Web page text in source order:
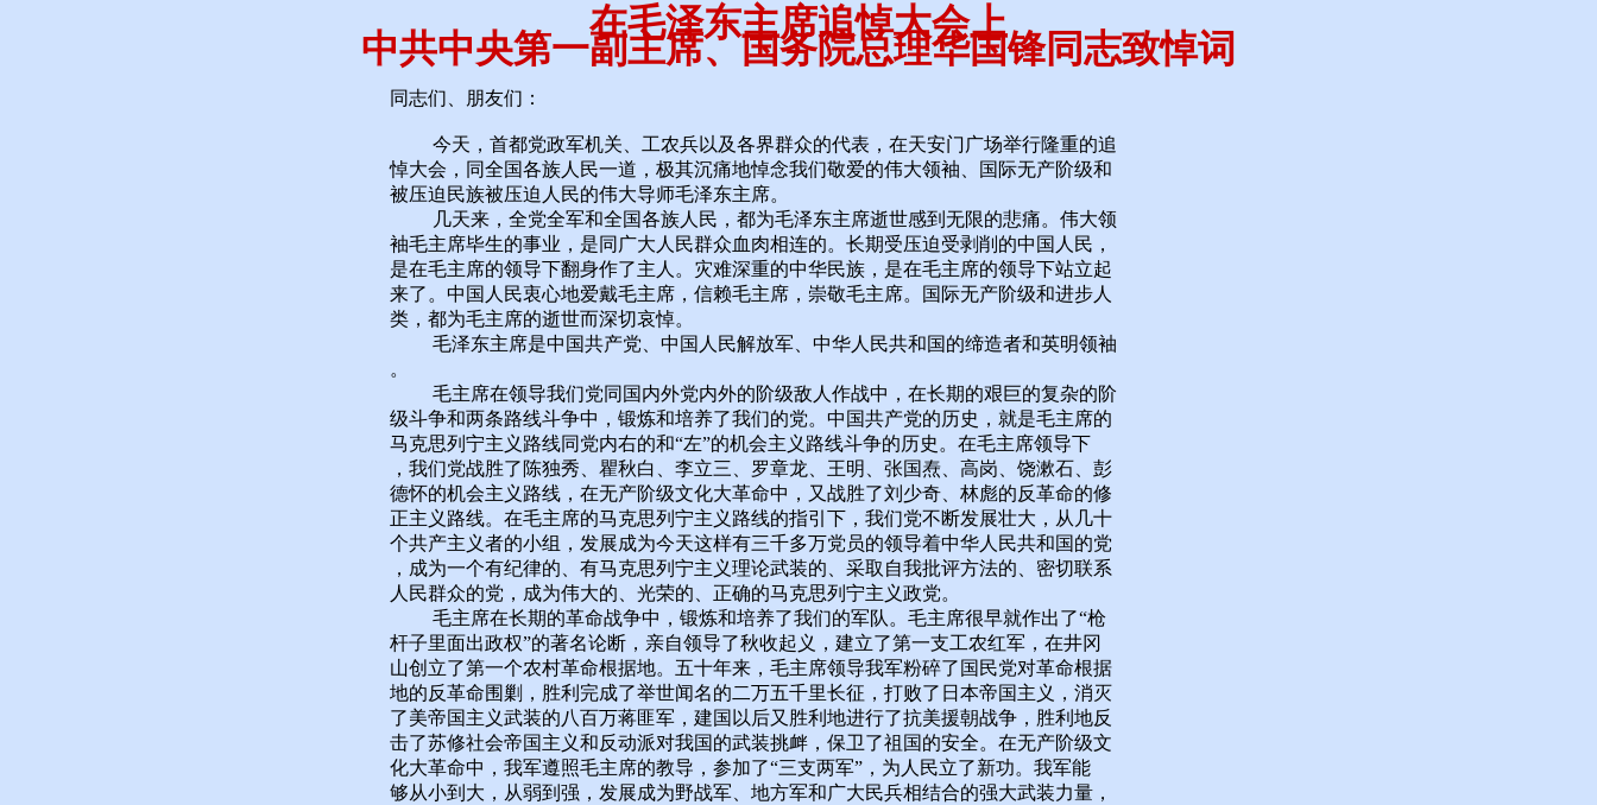
在毛泽东主席追悼大会上
中共中央第一副主席、国务院总理华国锋同志致悼词
同志们、朋友们：
今天，首都党政军机关、工农兵以及各界群众的代表，在天安门广场举行隆重的追
悼大会，同全国各族人民一道，极其沉痛地悼念我们敬爱的伟大领袖、国际无产阶级和
被压迫民族被压迫人民的伟大导师毛泽东主席。
几天来，全党全军和全国各族人民，都为毛泽东主席逝世感到无限的悲痛。伟大领
袖毛主席毕生的事业，是同广大人民群众血肉相连的。长期受压迫受剥削的中国人民，
是在毛主席的领导下翻身作了主人。灾难深重的中华民族，是在毛主席的领导下站立起
来了。中国人民衷心地爱戴毛主席，信赖毛主席，崇敬毛主席。国际无产阶级和进步人
类，都为毛主席的逝世而深切哀悼。
毛泽东主席是中国共产党、中国人民解放军、中华人民共和国的缔造者和英明领袖
。
毛主席在领导我们党同国内外党内外的阶级敌人作战中，在长期的艰巨的复杂的阶
级斗争和两条路线斗争中，锻炼和培养了我们的党。中国共产党的历史，就是毛主席的
马克思列宁主义路线同党内右的和“左”的机会主义路线斗争的历史。在毛主席领导下
，我们党战胜了陈独秀、瞿秋白、李立三、罗章龙、王明、张国焘、高岗、饶漱石、彭
德怀的机会主义路线，在无产阶级文化大革命中，又战胜了刘少奇、林彪的反革命的修
正主义路线。在毛主席的马克思列宁主义路线的指引下，我们党不断发展壮大，从几十
个共产主义者的小组，发展成为今天这样有三千多万党员的领导着中华人民共和国的党
，成为一个有纪律的、有马克思列宁主义理论武装的、采取自我批评方法的、密切联系
人民群众的党，成为伟大的、光荣的、正确的马克思列宁主义政党。
毛主席在长期的革命战争中，锻炼和培养了我们的军队。毛主席很早就作出了“枪
杆子里面出政权”的著名论断，亲自领导了秋收起义，建立了第一支工农红军，在井冈
山创立了第一个农村革命根据地。五十年来，毛主席领导我军粉碎了国民党对革命根据
地的反革命围剿，胜利完成了举世闻名的二万五千里长征，打败了日本帝国主义，消灭
了美帝国主义武装的八百万蒋匪军，建国以后又胜利地进行了抗美援朝战争，胜利地反
击了苏修社会帝国主义和反动派对我国的武装挑衅，保卫了祖国的安全。在无产阶级文
化大革命中，我军遵照毛主席的教导，参加了“三支两军”，为人民立了新功。我军能
够从小到大，从弱到强，发展成为野战军、地方军和广大民兵相结合的强大武装力量，